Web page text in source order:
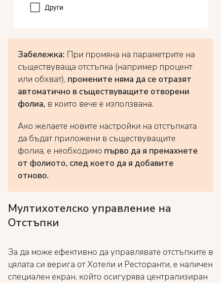
Забележка: При промяна на параметрите на
съществуваща отстъпка (например процент
или обхват), промените няма да се отразят
автоматично в съществуващите отворени
фолиа, в които вече е използвана.
Ако желаете новите настройки на отстъпката
да бъдат приложени в съществуващите
фолиа, е необходимо първо да я премахнете
от фолиото, след което да я добавите
отново.
Мултихотелско управление на
Отстъпки
За да може ефективно да управлявате отстъпките в
цялата си верига от Хотели и Ресторанти, е наличен
специален екран, който осигурява централизиран